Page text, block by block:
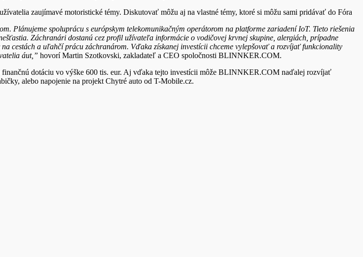
zaujímavé motoristické témy. Diskutovať môžu aj na vlastné témy, ktoré si môžu sami pridávať do Fóra
Plánujeme spoluprácu s európskym telekomunikačným operátorom na platforme zariadení IoT. Tieto riešenia
Záchranári dostanú cez profil užívateľa informácie o vodičovej krvnej skupine, alergiách, prípadne
cestách a uľahčí prácu záchranárom. Vďaka získanej investícii chceme vylepšovať a rozvíjať funkcionality
áut,” hovorí Martin Szotkovski, zakladateľ a CEO spoločnosti BLINNKER.COM.
dotáciu vo výške 600 tis. eur. Aj vďaka tejto investícii môže BLINNKER.COM naďalej rozvíjať
alebo napojenie na projekt Chytré auto od T-Mobile.cz.